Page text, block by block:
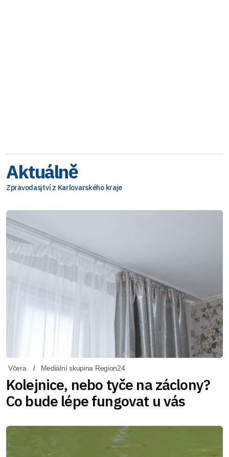
Aktuálně
Zpravodasjtví z Karlovarského kraje
Včera Mediální skupina Region24
Kolejnice, nebo tyče na záclony?
Co bude lépe fungovat u vás